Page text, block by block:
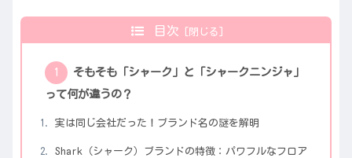
目次
そもそも「シャーク」と「シャークニンジャ」
って何が違うの？
実は同じ会社だった！ブランド名の謎を解明
Shark（シャーク）ブランドの特徴：パワフルなフロア